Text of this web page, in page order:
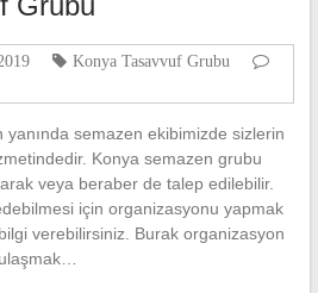
Konya Tasavvuf Grubu
yanında semazen ekibimizde sizlerin
Konya semazen grubu
veya beraber de talep edilebilir.
için organizasyonu yapmak
verebilirsiniz. Burak organizasyon